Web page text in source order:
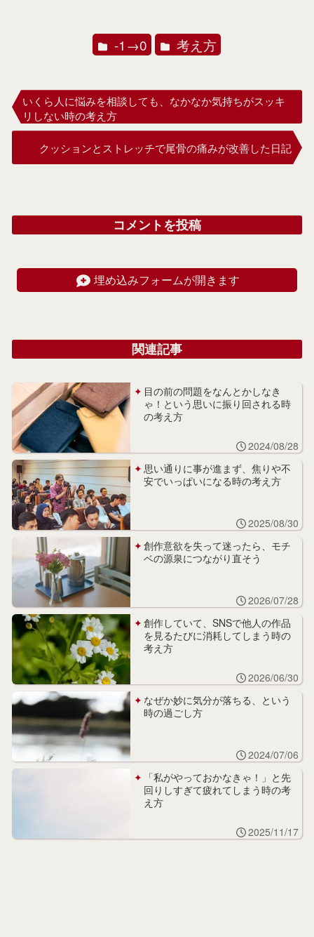
-1→0 考え方
いくら人に悩みを相談しても、なかなか気持ちがスッキ
リしない時の考え方
クッションとストレッチで尾骨の痛みが改善した日記
コメントを投稿
埋め込みフォームが開きます
関連記事
目の前の問題をなんとかしなき
ゃ！という思いに振り回される時
の考え方
2024/08/28
思い通りに事が進まず、焦りや不
安でいっぱいになる時の考え方
2025/08/30
創作意欲を失って迷ったら、モチ
ベの源泉につながり直そう
2026/07/28
創作していて、SNSで他人の作品
を見るたびに消耗してしまう時の
考え方
2026/06/30
なぜか妙に気分が落ちる、という
時の過ごし方
2024/07/06
「私がやっておかなきゃ！」と先
回りしすぎて疲れてしまう時の考
え方
2025/11/17